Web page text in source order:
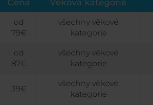
Cena Věková kategorie
od
79€
všechny věkové
kategorie
od
87€
všechny věkové
kategorie
39€
všechny věkové
kategorie